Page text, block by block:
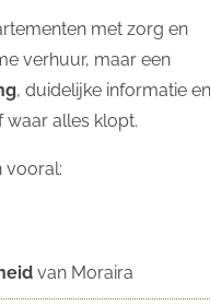
met zorg en
verhuur, maar een
, duidelijke informatie en
alles klopt.
vooral:
van Moraira